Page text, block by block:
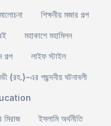
শিক্ষনীয় মজার গল্প
মহাকাশে মহামিলন
গল্প
লাইফ স্টাইল
(রহ.)-এর পছন্দনীয় ঘটনাবলী
ইসলামি অর্থনীতি